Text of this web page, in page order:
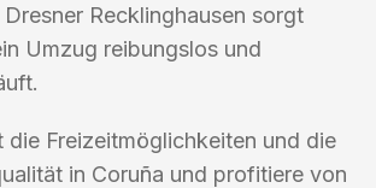
Recklinghausen sorgt
Umzug reibungslos und
die Freizeitmöglichkeiten und die
in Coruña und profitiere von